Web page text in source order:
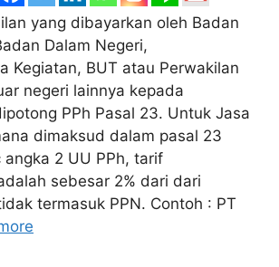
yang dibayarkan oleh Badan
Dalam Negeri,
Kegiatan, BUT atau Perwakilan
negeri lainnya kepada
PPh Pasal 23. Untuk Jasa
dimaksud dalam pasal 23
2 UU PPh, tarif
sebesar 2% dari dari
termasuk PPN. Contoh : PT